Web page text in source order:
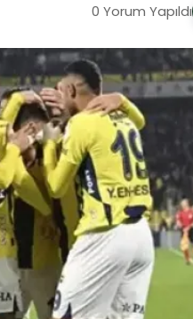
0 Yorum Yapıldı